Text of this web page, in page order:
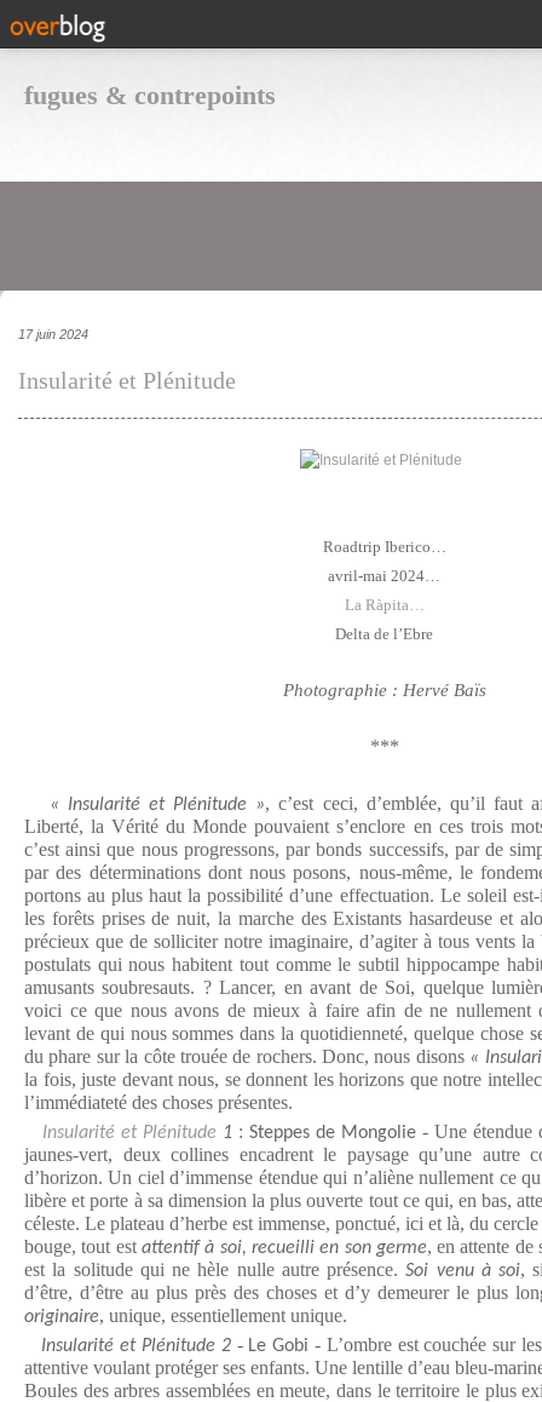
fugues & contrepoints
17 juin 2024
Insularité et Plénitude
Roadtrip Iberico…
avril-mai 2024…
La Ràpita…
Delta de l’Ebre
Photographie : Hervé Baïs
***
« Insularité et Plénitude », c’est ceci, d’emblée, qu’il faut
Liberté, la Vérité du Monde pouvaient s’enclore en ces trois
c’est ainsi que nous progressons, par bonds successifs, par de
par des déterminations dont nous posons, nous-même, le
portons au plus haut la possibilité d’une effectuation. Le soleil
les forêts prises de nuit, la marche des Existants hasardeuse et
précieux que de solliciter notre imaginaire, d’agiter à tous vents
postulats qui nous habitent tout comme le subtil hippocampe
amusants soubresauts. ? Lancer, en avant de Soi, quelque
voici ce que nous avons de mieux à faire afin de ne nullement
levant de qui nous sommes dans la quotidienneté, quelque chose
du phare sur la côte trouée de rochers. Donc, nous disons «
la fois, juste devant nous, se donnent les horizons que notre
l’immédiateté des choses présentes.
Insularité et Plénitude 1 : Steppes de Mongolie - Une étendue
jaunes-vert, deux collines encadrent le paysage qu’une
d’horizon. Un ciel d’immense étendue qui n’aliène nullement ce
libère et porte à sa dimension la plus ouverte tout ce qui, en bas,
céleste. Le plateau d’herbe est immense, ponctué, ici et là, du
bouge, tout est attentif à soi, recueilli en son germe, en attente de
est la solitude qui ne hèle nulle autre présence.Soi venu à soi,
d’être, d’être au plus près des choses et d’y demeurer le plus
originaire, unique, essentiellement unique.
Insularité et Plénitude 2- Le Gobi - L’ombre est couchée sur
attentive voulant protéger ses enfants. Une lentille d’eau bleu-
Boules des arbres assemblées en meute, dans le territoire le plus